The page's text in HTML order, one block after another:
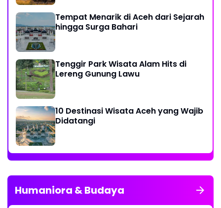
Tempat Menarik di Aceh dari Sejarah
hingga Surga Bahari
Tenggir Park Wisata Alam Hits di
Lereng Gunung Lawu
10 Destinasi Wisata Aceh yang Wajib
Didatangi
Humaniora & Budaya